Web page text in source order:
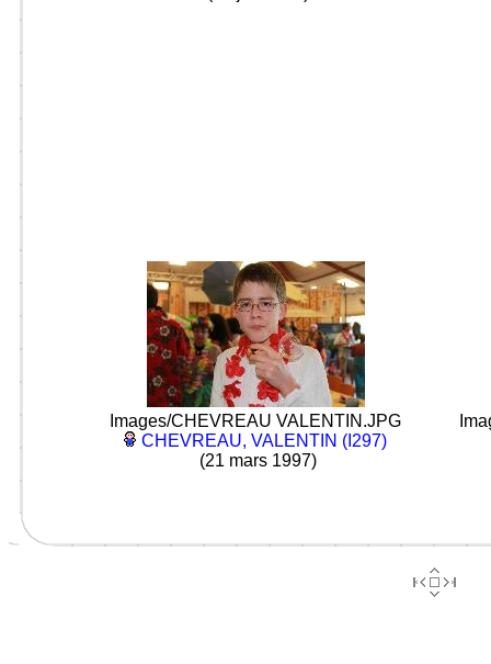
Images/CHEVREAU VALENTIN.JPG
CHEVREAU, VALENTIN (I297)
(21 mars 1997)